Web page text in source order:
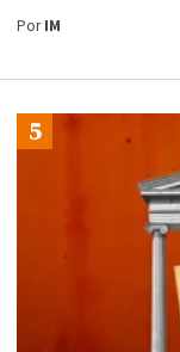
PorIM